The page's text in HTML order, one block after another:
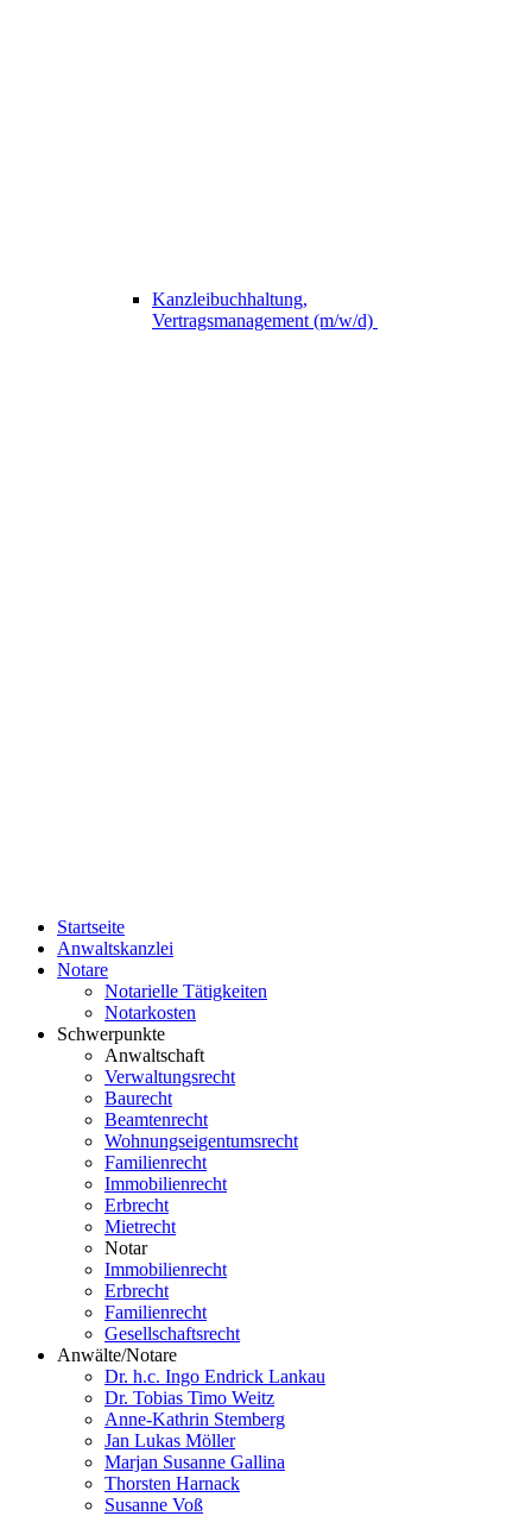
Kanzleibuchhaltung,
Vertragsmanagement (m/w/d)
Startseite
Anwaltskanzlei
Notare
Notarielle Tätigkeiten
Notarkosten
Schwerpunkte
Anwaltschaft
Verwaltungsrecht
Baurecht
Beamtenrecht
Wohnungseigentumsrecht
Familienrecht
Immobilienrecht
Erbrecht
Mietrecht
Notar
Immobilienrecht
Erbrecht
Familienrecht
Gesellschaftsrecht
Anwälte/Notare
Dr. h.c. Ingo Endrick Lankau
Dr. Tobias Timo Weitz
Anne-Kathrin Stemberg
Jan Lukas Möller
Marjan Susanne Gallina
Thorsten Harnack
Susanne Voß